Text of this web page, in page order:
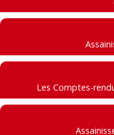
Les Comptes-